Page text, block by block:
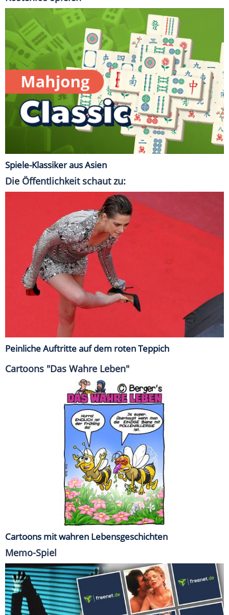
Spiele-Klassiker aus Asien
Die Öffentlichkeit schaut zu:
Peinliche Auftritte auf dem roten Teppich
Cartoons "Das Wahre Leben"
Cartoons mit wahren Lebensgeschichten
Memo-Spiel